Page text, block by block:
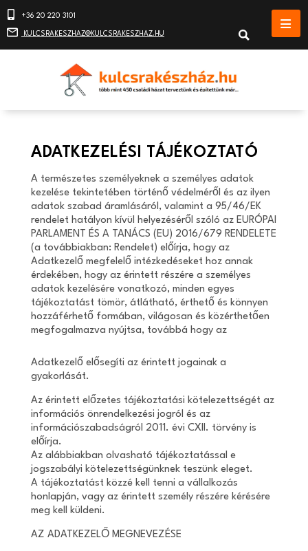
+36 20 220 3101
KULCSRAKESZHAZ@KULCSRAKESZHAZ.HU
ADATKEZELÉSI TÁJÉKOZTATÓ
A természetes személyeknek a személyes adatok
kezelése tekintetében történő védelméről és az ilyen
adatok szabad áramlásáról, valamint a 95/46/EK
rendelet hatályon kívül helyezéséről szóló az EURÓPAI
PARLAMENT ÉS A TANÁCS (EU) 2016/679 RENDELETE
(a továbbiakban: Rendelet) előírja, hogy az
Adatkezelő megfelelő intézkedéseket hoz annak
érdekében, hogy az érintett részére a személyes
adatok kezelésére vonatkozó, minden egyes
tájékoztatást tömör, átlátható, érthető és könnyen
hozzáférhető formában, világosan és közérthetően
megfogalmazva nyújtsa, továbbá hogy az
Adatkezelő elősegíti az érintett jogainak a
gyakorlását.
Az érintett előzetes tájékoztatási kötelezettségét az
információs önrendelkezési jogról és az
információszabadságról 2011. évi CXII. törvény is
előírja.
Az alábbiakban olvasható tájékoztatással e
jogszabályi kötelezettségünknek teszünk eleget.
A tájékoztatást közzé kell tenni a vállalkozás
honlapján, vagy az érintett személy részére kérésére
meg kell küldeni.
AZ ADATKEZELŐ MEGNEVEZÉSE